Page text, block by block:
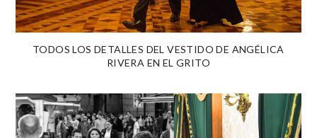
TODOS LOS DETALLES DEL VESTIDO DE ANGÉLICA
RIVERA EN EL GRITO